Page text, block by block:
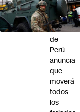
Turbay
Gobierno
de
Perú
anuncia
que
moverá
todos
los